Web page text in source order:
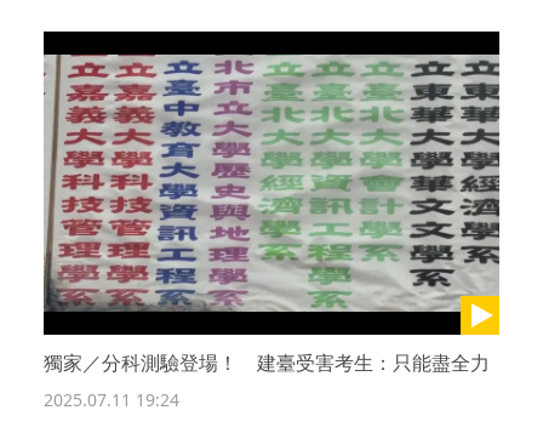
獨家／分科測驗登場！ 建臺受害考生：只能盡全力
2025.07.11 19:24